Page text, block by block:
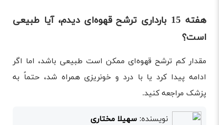
هفته 15 بارداری ترشح قهوه‌ای دیدم، آیا طبیعی
است؟
مقدار کم ترشح قهوه‌ای ممکن است طبیعی باشد، اما اگر
ادامه پیدا کرد یا با درد و خونریزی همراه شد، حتماً به
پزشک مراجعه کنید.
نویسنده: سهیلا مختاری